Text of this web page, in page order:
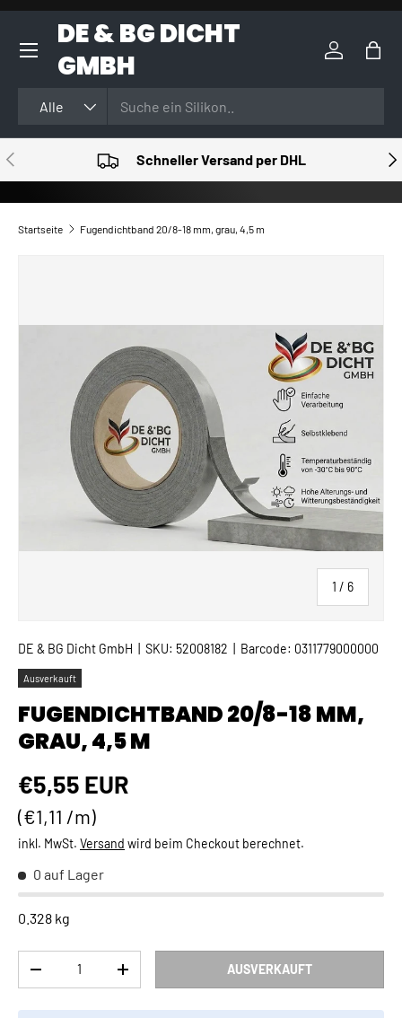
DIREKT ZUM INHALT
DE & BG DICHT
GMBH
Alle
Einloggen
VORHERIGE Schneller Versand per DHL
Startseite Fugendichtband 20/8-18 mm, grau, 4,5 m
1 / von
6
DE & BG Dicht GmbH SKU: 52008182 Barcode: 0311779000000
Ausverkauft
FUGENDICHTBAND 20/8-18 MM,
GRAU, 4,5 M
Normaler Preis
€5,55 EUR
Grundpreis
€1,11 /m
inkl. MwSt. Versand wird beim Checkout berechnet.
0 auf Lager
0.328 kg
MENGE VERRINGERNMENGE ERHÖHEN AUSVERKAUFT